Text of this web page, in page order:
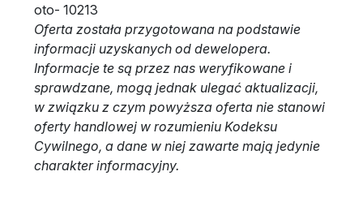
oto- 10213
Oferta została przygotowana na podstawie
informacji uzyskanych od dewelopera.
Informacje te są przez nas weryfikowane i
sprawdzane, mogą jednak ulegać aktualizacji,
w związku z czym powyższa oferta nie stanowi
oferty handlowej w rozumieniu Kodeksu
Cywilnego, a dane w niej zawarte mają jedynie
charakter informacyjny.